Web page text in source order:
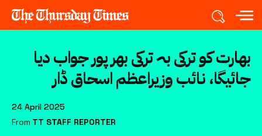
بھارت کو ترکی بہ ترکی بھر پور جواب دیا
جائیگا، نائب وزیراعظم اسحاق ڈار
24 April 2025
From TT STAFF REPORTER